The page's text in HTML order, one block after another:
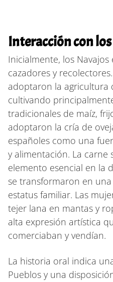
Interacción con
Inicialmente, los
cazadores y
adoptaron la agricultura
cultivando
tradicionales de maíz,
adoptaron la cría de
españoles como una
y alimentación. La carne
elemento esencial en la
se transformaron en
estatus familiar. Las
tejer lana en mantas y
alta expresión artística
comerciaban y vendían.
La historia oral indica
Pueblos y una